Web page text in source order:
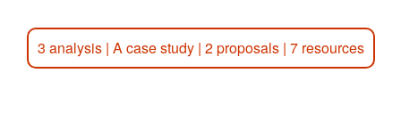
3 analysis| A case study| 2 proposals| 7 resources